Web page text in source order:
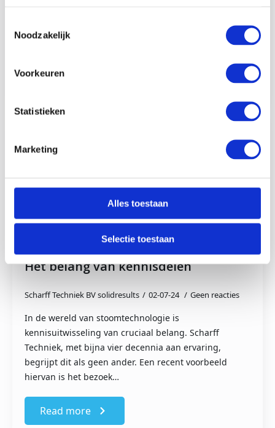
Noodzakelijk
Voorkeuren
Statistieken
Marketing
Alles toestaan
Selectie toestaan
productieprocessen, van voedingsmiddelen en
dranken tot chemische en petrochemische…
Read more
Het belang van kennisdelen
Scharff Techniek BV solidresults 02-07-24 Geen reacties
In de wereld van stoomtechnologie is
kennisuitwisseling van cruciaal belang. Scharff
Techniek, met bijna vier decennia aan ervaring,
begrijpt dit als geen ander. Een recent voorbeeld
hiervan is het bezoek…
Read more